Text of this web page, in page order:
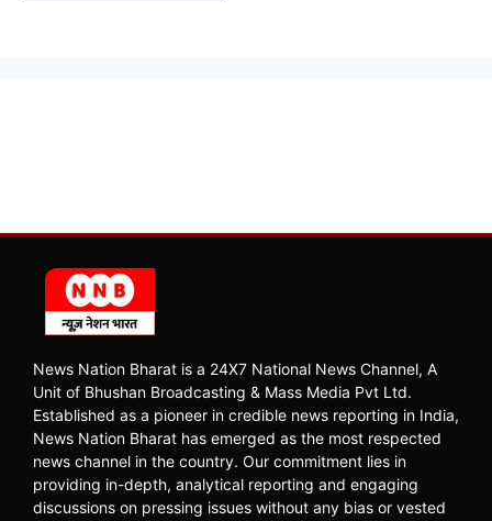
News Nation Bharat is a 24X7 National News Channel, A
Unit of Bhushan Broadcasting & Mass Media Pvt Ltd.
Established as a pioneer in credible news reporting in India,
News Nation Bharat has emerged as the most respected
news channel in the country. Our commitment lies in
providing in-depth, analytical reporting and engaging
discussions on pressing issues without any bias or vested